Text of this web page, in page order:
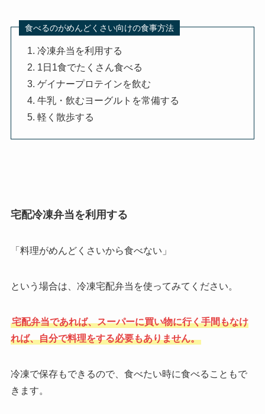
食べるのがめんどくさい向けの食事方法
冷凍弁当を利用する
1日1食でたくさん食べる
ゲイナープロテインを飲む
牛乳・飲むヨーグルトを常備する
軽く散歩する
宅配冷凍弁当を利用する
「料理がめんどくさいから食べない」
という場合は、冷凍宅配弁当を使ってみてください。
宅配弁当であれば、スーパーに買い物に行く手間もなけ
れば、自分で料理をする必要もありません。
冷凍で保存もできるので、食べたい時に食べることもで
きます。